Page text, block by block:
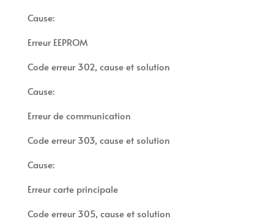
Cause:
Erreur EEPROM
Code erreur 302, cause et solution
Cause:
Erreur de communication
Code erreur 303, cause et solution
Cause:
Erreur carte principale
Code erreur 305, cause et solution